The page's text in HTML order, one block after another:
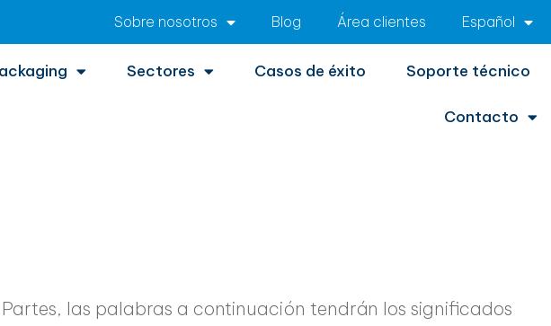
Sobre nosotros Blog Área clientes Español
Sectores Casos de éxito Soporte técnico
Contacto
las palabras a continuación tendrán los significados